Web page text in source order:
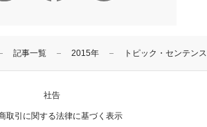
記事一覧 2015年 トピック・センテン
社告
取引に関する法律に基づく表示